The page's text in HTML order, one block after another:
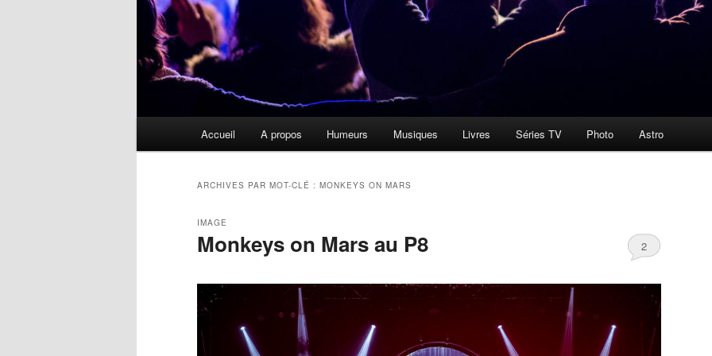
Accueil A propos Humeurs Musiques Livres Séries TV Photo Astro
ARCHIVES PAR MOT-CLÉ : MONKEYS ON MARS
Monkeys on Mars au P8
IMAGE
2